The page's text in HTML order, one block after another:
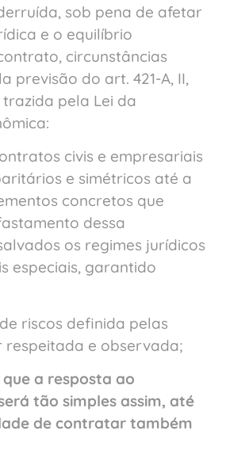
sob pena de afetar
e o equilíbrio
circunstâncias
previsão do art. 421-A, II,
trazida pela Lei da
civis e empresariais
e simétricos até a
concretos que
dessa
os regimes jurídicos
especiais, garantido
riscos definida pelas
respeitada e observada;
a resposta ao
tão simples assim, até
de contratar também